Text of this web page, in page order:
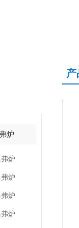
炉
炉
炉
炉
炉
产